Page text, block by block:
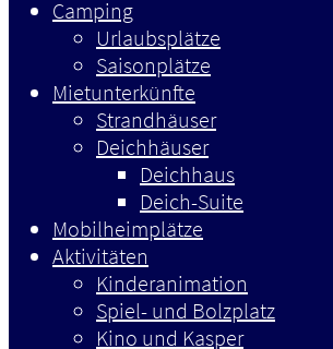
Camping
Urlaubsplätze
Saisonplätze
Mietunterkünfte
Strandhäuser
Deichhäuser
Deichhaus
Deich-Suite
Mobilheimplätze
Aktivitäten
Kinderanimation
Spiel- und Bolzplatz
Kino und Kasper